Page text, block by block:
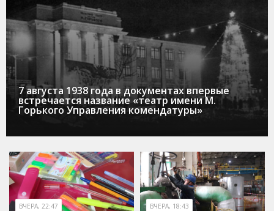
7 августа 1938 года в документах впервые
встречается название «театр имени М.
Горького Управления комендатуры»
ВЧЕРА, 22:47 ВЧЕРА, 18:43